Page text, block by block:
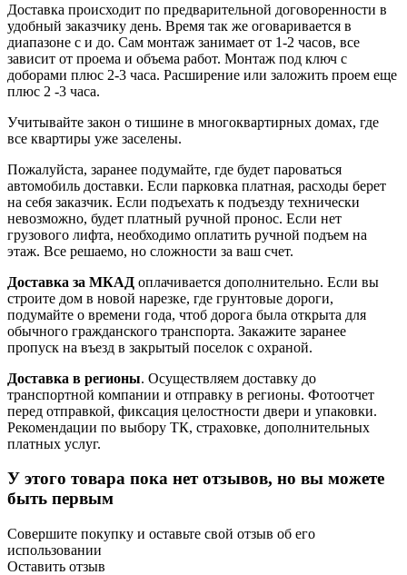
Доставка происходит по предварительной договоренности в
удобный заказчику день. Время так же оговаривается в
диапазоне с и до. Сам монтаж занимает от 1-2 часов, все
зависит от проема и объема работ. Монтаж под ключ с
доборами плюс 2-3 часа. Расширение или заложить проем еще
плюс 2 -3 часа.
Учитывайте закон о тишине в многоквартирных домах, где
все квартиры уже заселены.
Пожалуйста, заранее подумайте, где будет пароваться
автомобиль доставки. Если парковка платная, расходы берет
на себя заказчик. Если подъехать к подъезду технически
невозможно, будет платный ручной пронос. Если нет
грузового лифта, необходимо оплатить ручной подъем на
этаж. Все решаемо, но сложности за ваш счет.
Доставка за МКАД оплачивается дополнительно. Если вы
строите дом в новой нарезке, где грунтовые дороги,
подумайте о времени года, чтоб дорога была открыта для
обычного гражданского транспорта. Закажите заранее
пропуск на въезд в закрытый поселок с охраной.
Доставка в регионы. Осуществляем доставку до
транспортной компании и отправку в регионы. Фотоотчет
перед отправкой, фиксация целостности двери и упаковки.
Рекомендации по выбору ТК, страховке, дополнительных
платных услуг.
У этого товара пока нет отзывов, но вы можете
быть первым
Совершите покупку и оставьте свой отзыв об его
использовании
Оставить отзыв